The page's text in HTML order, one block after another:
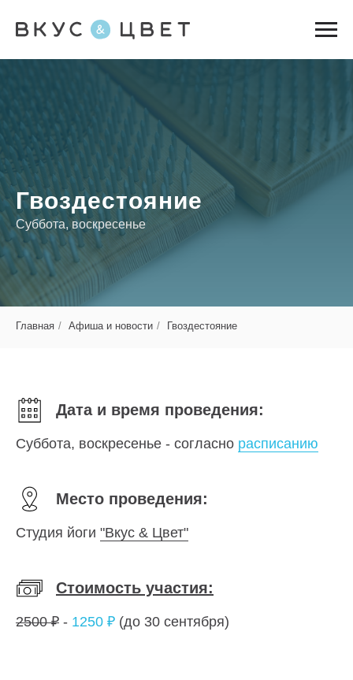
Гвоздестояние
Суббота, воскресенье
Главная / Афиша и новости / Гвоздестояние
Дата и время проведения:
Суббота, воскресенье - согласно расписанию
Место проведения:
Студия йоги "Вкус & Цвет"
Стоимость участия:
2500 ₽ - 1250 ₽ (до 30 сентября)